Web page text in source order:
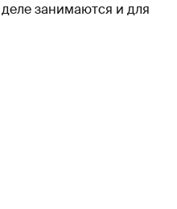
занимаются и для